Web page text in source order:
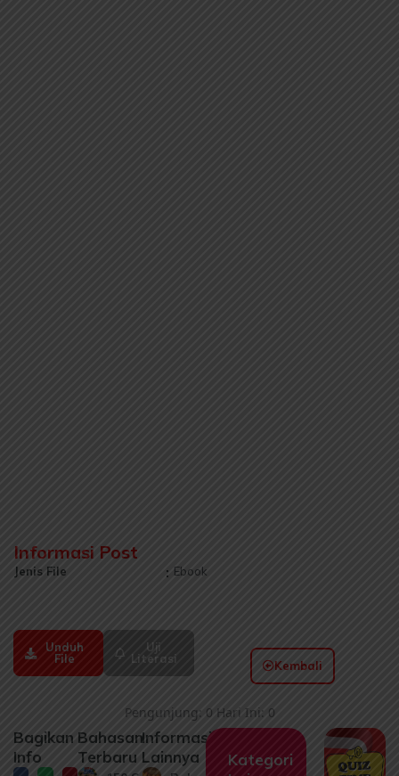
Informasi Post
Jenis File : Ebook
Unduh
File
Uji
Literasi
Kembali
Pengunjung: 0 Hari Ini: 0
Bagikan
Info
Bahasan
Terbaru
Informasi
Lainnya
Kategori